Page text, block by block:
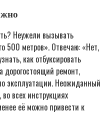
Неужели вызывать
500 метров». Отвечаю: «Нет,
как отбуксировать
дорогостоящий ремонт,
эксплуатации. Неожиданный
всех инструкциях
её можно привести к